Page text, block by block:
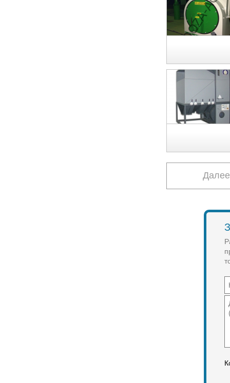
Далее